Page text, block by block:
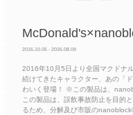
2016.10.05 - 2026.08.09
2016年10月5日より全国マクドナ
続けてきたキャラクター、あの「
わいく登場！ ※この製品は、
この製品は、誤飲事故防止を目的
るため、分解及び市販の